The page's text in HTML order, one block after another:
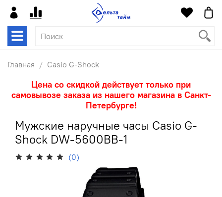
Главная Casio G-Shock
Цена со скидкой действует только при
самовывозе заказа из нашего магазина в Санкт-
Петербурге!
Мужские наручные часы Casio G-
Shock DW-5600BB-1
(0)